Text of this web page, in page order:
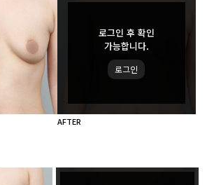
로그인 후 확인
가능합니다.
로그인
AFTER